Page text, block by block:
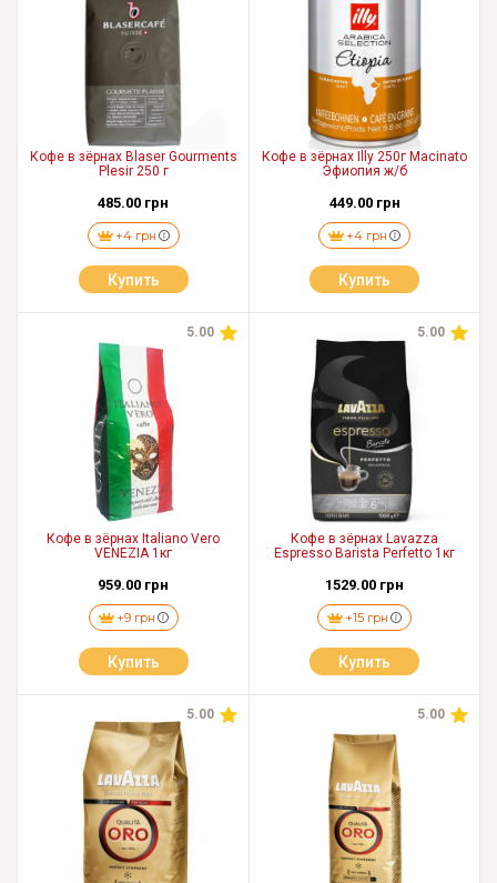
Кофе в зёрнах Blaser Gourments
Plesir 250 г
485.00 грн
+4 грн
Купить
Кофе в зёрнах Illy 250г Macinato
Эфиопия ж/б
449.00 грн
+4 грн
Купить
5.00
Кофе в зёрнах Italiano Vero
VENEZIA 1кг
959.00 грн
+9 грн
Купить
5.00
Кофе в зёрнах Lavazza
Espresso Barista Perfetto 1кг
1529.00 грн
+15 грн
Купить
5.00 5.00